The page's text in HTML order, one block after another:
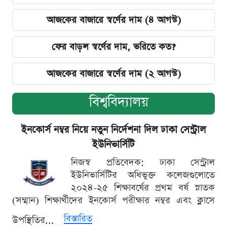
আজকের বাজারে স্বর্ণের দাম (৪ আগস্ট)
ফের বাড়ল স্বর্ণের দাম, ভরিতে কত?
আজকের বাজারে স্বর্ণের দাম (২ আগস্ট)
বিশ্ববিদ্যালয়
ইনকোর্স নম্বর নিয়ে নতুন নির্দেশনা দিল ঢাকা সেন্ট্রাল
ইউনিভার্সিটি
নিজস্ব প্রতিবেদক: ঢাকা সেন্ট্রাল
ইউনিভার্সিটির অধিভুক্ত কলেজগুলোতে
২০২৪-২৫ শিক্ষাবর্ষের প্রথম বর্ষ স্নাতক
(সম্মান) শিক্ষার্থীদের ইনকোর্স পরীক্ষার নম্বর এবং ক্লাসে
উপস্থিতির...
বিস্তারিত